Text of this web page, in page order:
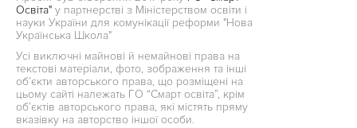
Освіта" у партнерстві з Міністерством освіти і
науки України для комунікації реформи "Нова
Українська Школа"
Усі виключні майнові й немайнові права на
текстові матеріали, фото, зображення та інші
об’єкти авторського права, що розміщені на
цьому сайті належать ГО “Смарт освіта”, крім
об’єктів авторського права, які містять пряму
вказівку на авторство іншої особи.